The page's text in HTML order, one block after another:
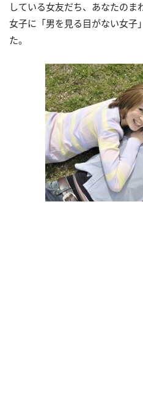
している女友だち、あなたの
女子に「男を見る目がない女子
た。